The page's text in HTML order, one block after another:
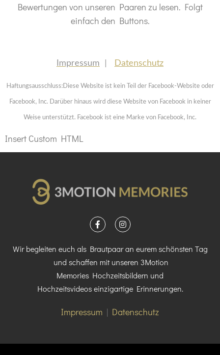
Bewertungen von unseren Paaren zu lesen. Folgt
einfach den Buttons.
Impressum Datenschutz
Haftungsausschluss:Diese Website ist kein Teil der Facebook-Website oder
Facebook, Inc. Darüber hinaus wird diese Website von Facebook in keiner
Weise unterstützt. Facebook ist eine Marke von Facebook, Inc.
Insert Custom HTML
Wir begleiten euch als Brautpaar an eurem schönsten Tag
und schaffen mit unseren 3Motion
Memories Hochzeitsbildern und
Hochzeitsvideoseinzigartige Erinnerungen.
Impressum | Datenschutz